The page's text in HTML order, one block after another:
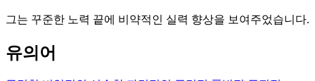
그는 꾸준한 노력 끝에 비약적인 실력 향상을 보여주었습니다.
유의어